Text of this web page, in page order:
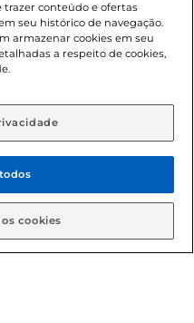
Proibida a venda
de 18 anos, conforme
da Criança e do
exclusivos para o
as compras on-line é de
os direitos
trazer conteúdo e ofertas
seu histórico de navegação.
armazenar cookies em seu
a respeito de cookies,
cookies